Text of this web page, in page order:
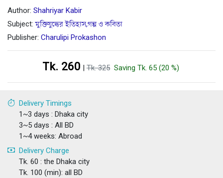
Author: Shahriyar Kabir
Subject:মুক্তিযুদ্ধের ইতিহাস,গল্প ও কবিতা
Publisher: Charulipi Prokashon
Tk. 260 |Tk. 325 Saving Tk. 65 (20 %)
Delivery Timings
1~3 days : Dhaka city
3~5 days : All BD
1~4 weeks: Abroad
Delivery Charge
Tk. 60 : the Dhaka city
Tk. 100 (min): all BD